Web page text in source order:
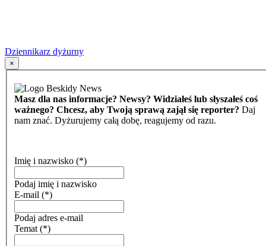
Dziennikarz dyżurny
×
Masz dla nas informacje? Newsy? Widziałeś lub słyszałeś coś
ważnego? Chcesz, aby Twoją sprawą zajął się reporter? Daj
nam znać. Dyżurujemy całą dobę, reagujemy od razu.
Imię i nazwisko (*)
Podaj imię i nazwisko
E-mail (*)
Podaj adres e-mail
Temat (*)